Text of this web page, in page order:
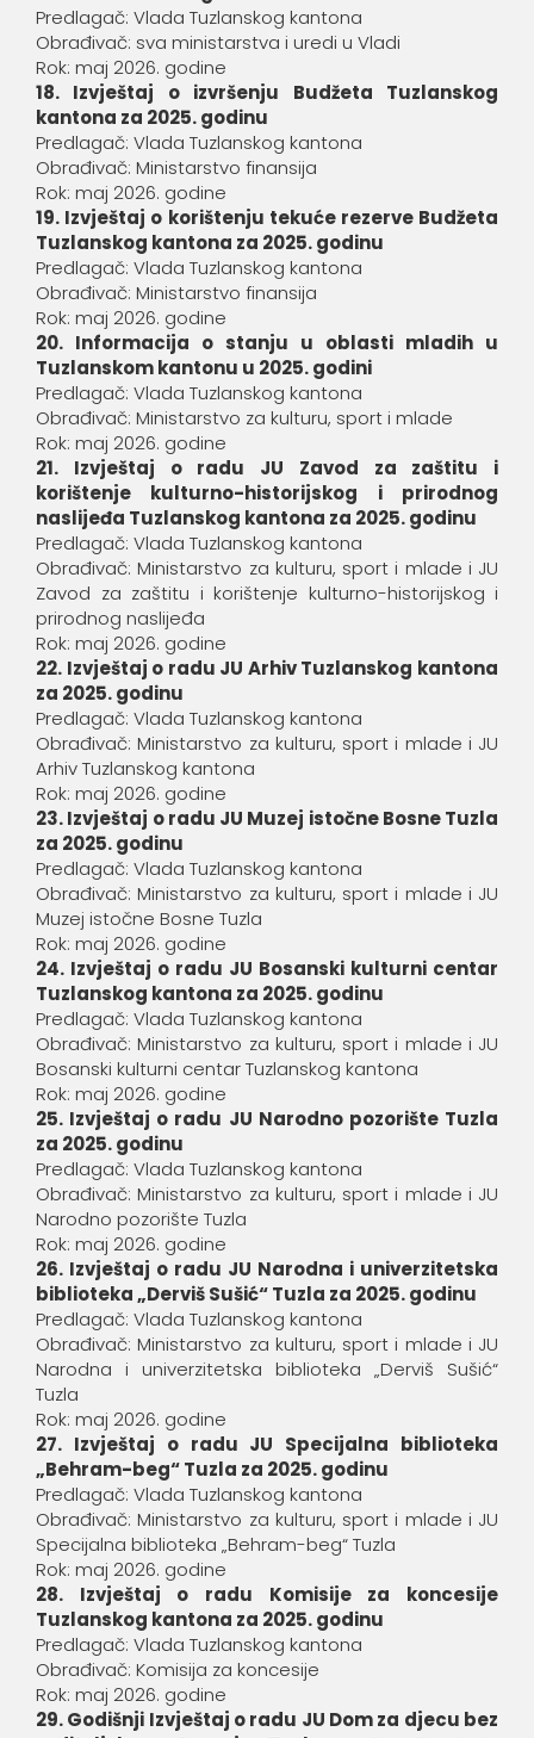
Predlagač: Vlada Tuzlanskog kantona
Obrađivač: sva ministarstva i uredi u Vladi
Rok: maj 2026. godine
18. Izvještaj o izvršenju Budžeta Tuzlanskog
kantona za 2025. godinu
Predlagač: Vlada Tuzlanskog kantona
Obrađivač: Ministarstvo finansija
Rok: maj 2026. godine
19. Izvještaj o korištenju tekuće rezerve Budžeta
Tuzlanskog kantona za 2025. godinu
Predlagač: Vlada Tuzlanskog kantona
Obrađivač: Ministarstvo finansija
Rok: maj 2026. godine
20. Informacija o stanju u oblasti mladih u
Tuzlanskom kantonu u 2025. godini
Predlagač: Vlada Tuzlanskog kantona
Obrađivač: Ministarstvo za kulturu, sport i mlade
Rok: maj 2026. godine
21. Izvještaj o radu JU Zavod za zaštitu i
korištenje kulturno-historijskog i prirodnog
naslijeđa Tuzlanskog kantona za 2025. godinu
Predlagač: Vlada Tuzlanskog kantona
Obrađivač: Ministarstvo za kulturu, sport i mlade i JU
Zavod za zaštitu i korištenje kulturno-historijskog i
prirodnog naslijeđa
Rok: maj 2026. godine
22. Izvještaj o radu JU Arhiv Tuzlanskog kantona
za 2025. godinu
Predlagač: Vlada Tuzlanskog kantona
Obrađivač: Ministarstvo za kulturu, sport i mlade i JU
Arhiv Tuzlanskog kantona
Rok: maj 2026. godine
23. Izvještaj o radu JU Muzej istočne Bosne Tuzla
za 2025. godinu
Predlagač: Vlada Tuzlanskog kantona
Obrađivač: Ministarstvo za kulturu, sport i mlade i JU
Muzej istočne Bosne Tuzla
Rok: maj 2026. godine
24. Izvještaj o radu JU Bosanski kulturni centar
Tuzlanskog kantona za 2025. godinu
Predlagač: Vlada Tuzlanskog kantona
Obrađivač: Ministarstvo za kulturu, sport i mlade i JU
Bosanski kulturni centar Tuzlanskog kantona
Rok: maj 2026. godine
25. Izvještaj o radu JU Narodno pozorište Tuzla
za 2025. godinu
Predlagač: Vlada Tuzlanskog kantona
Obrađivač: Ministarstvo za kulturu, sport i mlade i JU
Narodno pozorište Tuzla
Rok: maj 2026. godine
26. Izvještaj o radu JU Narodna i univerzitetska
biblioteka „Derviš Sušić“ Tuzla za 2025. godinu
Predlagač: Vlada Tuzlanskog kantona
Obrađivač: Ministarstvo za kulturu, sport i mlade i JU
Narodna i univerzitetska biblioteka „Derviš Sušić“
Tuzla
Rok: maj 2026. godine
27. Izvještaj o radu JU Specijalna biblioteka
„Behram-beg“ Tuzla za 2025. godinu
Predlagač: Vlada Tuzlanskog kantona
Obrađivač: Ministarstvo za kulturu, sport i mlade i JU
Specijalna biblioteka „Behram-beg“ Tuzla
Rok: maj 2026. godine
28. Izvještaj o radu Komisije za koncesije
Tuzlanskog kantona za 2025. godinu
Predlagač: Vlada Tuzlanskog kantona
Obrađivač: Komisija za koncesije
Rok: maj 2026. godine
29. Godišnji Izvještaj o radu JU Dom za djecu bez